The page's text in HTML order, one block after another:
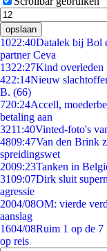
opslaan
1022:40Datalek bij Bol
partner Ceva
1322:27Kind overleden
422:14Nieuw
B. (66)
720:24Accell,
betaling aan
3211:40Vinted-foto's
4809:47Van den Brink
spreidingswet
2009:23Tanken in
3109:07Dirk sluit
agressie
2004/08OM: vierde
aanslag
1604/08Ruim 1 op de 7
op reis